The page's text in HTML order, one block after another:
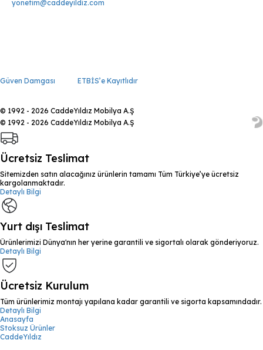
yonetim@caddeyildiz.com
Güven Damgası ETBİS’e Kayıtlıdır
© 1992 - 2026 CaddeYıldız Mobilya A.Ş
© 1992 - 2026 CaddeYıldız Mobilya A.Ş
Ücretsiz Teslimat
Sitemizden satın alacağınız ürünlerin tamamı Tüm Türkiye’ye ücretsiz
kargolanmaktadır.
Detaylı Bilgi
Yurt dışı Teslimat
Ürünlerimizi Dünya'nın her yerine garantili ve sigortalı olarak gönderiyoruz.
Detaylı Bilgi
Ücretsiz Kurulum
Tüm ürünlerimiz montajı yapılana kadar garantili ve sigorta kapsamındadır.
Detaylı Bilgi
Anasayfa
Stoksuz Ürünler
CaddeYıldız